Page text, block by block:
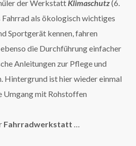
der WerkstattKlimaschutz(6.
Fahrrad als ökologisch wichtiges
Sportgerät kennen, fahren
die Durchführung einfacher
Anleitungen zur Pflege und
Hintergrund ist hier wieder einmal
mit Rohstoffen
Fahrradwerkstatt …